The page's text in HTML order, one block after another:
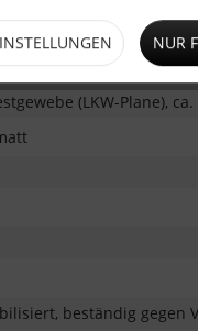
(LKW-Plane),
beständig gegen
NUR